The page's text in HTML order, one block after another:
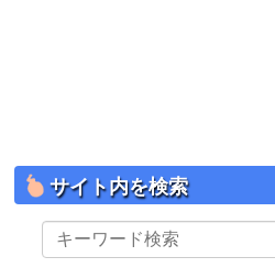
サイト内を検索
イ